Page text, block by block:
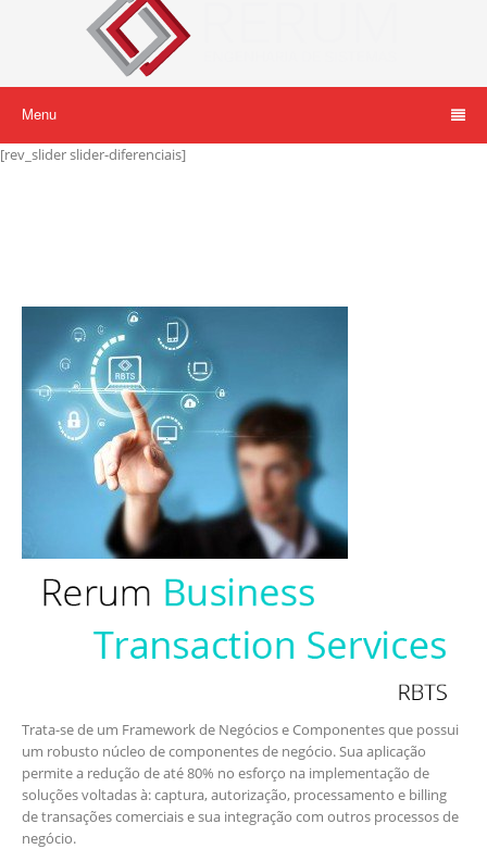
Menu
[rev_slider slider-diferenciais]
Trata-se de um Framework de Negócios e Componentes que possui
um robusto núcleo de componentes de negócio. Sua aplicação
permite a redução de até 80% no esforço na implementação de
soluções voltadas à: captura, autorização, processamento e billing
de transações comerciais e sua integração com outros processos de
negócio.